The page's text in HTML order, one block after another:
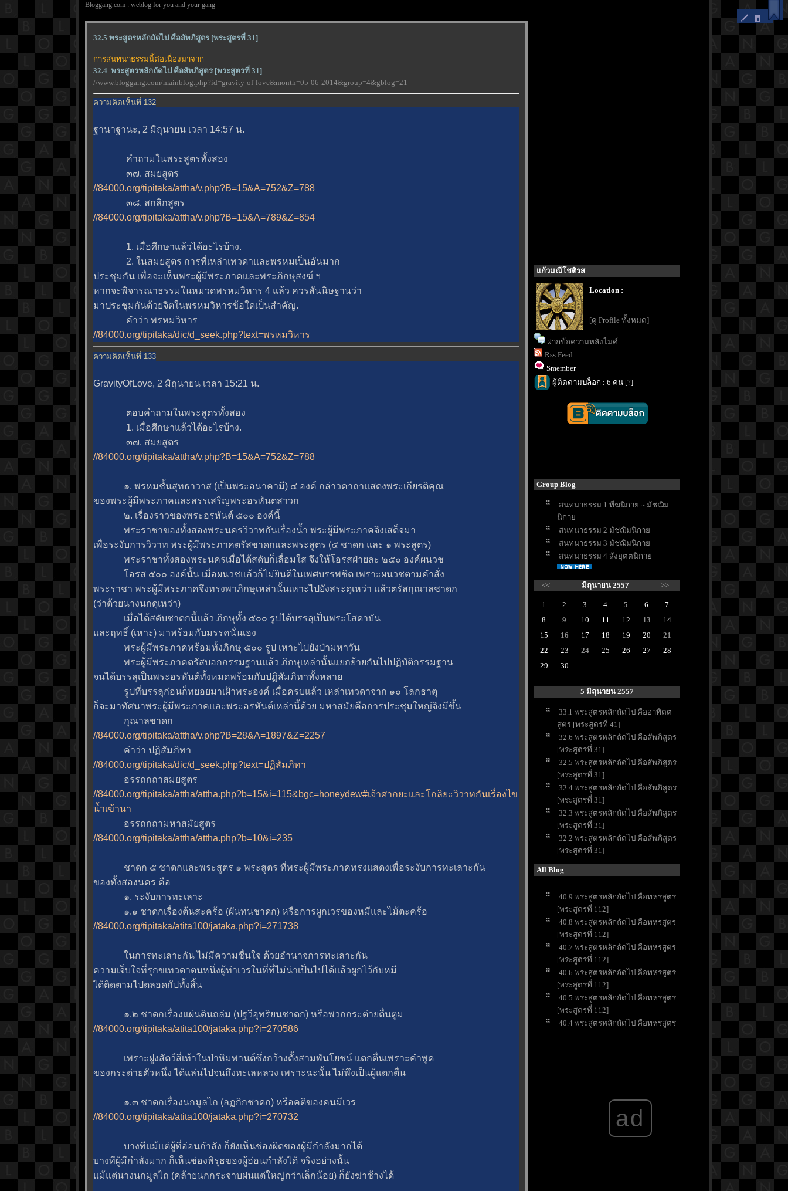
Bloggang.com : weblog for you and your gang
32.5 พระสูตรหลักถัดไป คือสัพภิสูตร [พระสูตรที่ 31]
การสนทนาธรรมนี้ต่อเนื่องมาจาก
32.4 พระสูตรหลักถัดไป คือสัพภิสูตร [พระสูตรที่ 31]
//www.bloggang.com/mainblog.php?id=gravity-of-love&month=05-06-2014&group=4&gblog=21
ความคิดเห็นที่ 132
ฐานาฐานะ, 2 มิถุนายน เวลา 14:57 น.
คำถามในพระสูตรทั้งสอง
๓๗. สมยสูตร
//84000.org/tipitaka/attha/v.php?B=15&A=752&Z=788
๓๘. สกลิกสูตร
//84000.org/tipitaka/attha/v.php?B=15&A=789&Z=854
1. เมื่อศึกษาแล้วได้อะไรบ้าง.
2. ในสมยสูตร การที่เหล่าเทวดาและพรหมเป็นอันมาก
ประชุมกัน เพื่อจะเห็นพระผู้มีพระภาคและพระภิกษุสงฆ์ ฯ
หากจะพิจารณาธรรมในหมวดพรหมวิหาร 4 แล้ว ควรสันนิษฐานว่า
มาประชุมกันด้วยจิตในพรหมวิหารข้อใดเป็นสำคัญ.
คำว่า พรหมวิหาร
//84000.org/tipitaka/dic/d_seek.php?text=พรหมวิหาร
ความคิดเห็นที่ 133
GravityOfLove, 2 มิถุนายน เวลา 15:21 น.
ตอบคำถามในพระสูตรทั้งสอง
1. เมื่อศึกษาแล้วได้อะไรบ้าง.
๓๗. สมยสูตร
//84000.org/tipitaka/attha/v.php?B=15&A=752&Z=788
๑. พรหมชั้นสุทธาวาส (เป็นพระอนาคามี) ๔ องค์ กล่าวคาถาแสดงพระเกียรติคุณ
ของพระผู้มีพระภาคและสรรเสริญพระอรหันตสาวก
๒. เรื่องราวของพระอรหันต์ ๕๐๐ องค์นี้
พระราชาของทั้งสองพระนครวิวาทกันเรื่องน้ำ พระผู้มีพระภาคจึงเสด็จมา
เพื่อระงับการวิวาท พระผู้มีพระภาคตรัสชาดกและพระสูตร (๕ ชาดก และ ๑ พระสูตร)
พระราชาทั้งสองพระนครเมื่อได้สดับก็เลื่อมใส จึงให้โอรสฝ่ายละ ๒๕๐ องค์ผนวช
อรส ๕๐๐ องค์นั้น เมื่อผนวชแล้วก็ไม่ยินดีในเพศบรรพชิต เพราะผนวชตามคำสั่ง
พระราชา พระผู้มีพระภาคจึงทรงพาภิกษุเหล่านั้นเหาะไปยังสระดุเหว่า แล้วตรัสกุณาลชาดก
(ว่าด้วยนางนกดุเหว่า)
เมื่อได้สดับชาดกนี้แล้ว ภิกษุทั้ง ๕๐๐ รูปได้บรรลุเป็นพระโสดาบัน
ละฤทธิ์ (เหาะ) มาพร้อมกับมรรคนั่นเอง
พระผู้มีพระภาคพร้อมทั้งภิกษุ ๕๐๐ รูป เหาะไปยังป่ามหาวัน
พระผู้มีพระภาคตรัสบอกกรรมฐานแล้ว ภิกษุเหล่านั้นแยกย้ายกันไปปฏิบัติกรรมฐาน
จนได้บรรลุเป็นพระอรหันต์ทั้งหมดพร้อมกับปฏิสัมภิทาทั้งหลา
รูปที่บรรลุก่อนก็ทยอยมาเฝ้าพระองค์ เมื่อครบแล้ว เหล่าเทวดาจาก ๑๐ โลกธาตุ
ก็จะมาทัศนาพระผู้มีพระภาคและพระอรหันต์เหล่านี้ด้วย มหาสมัยคือการประชุมใหญ่จึงมีขึ้น
กุณาลชาดก
//84000.org/tipitaka/attha/v.php?B=28&A=1897&Z=2257
คำว่า ปฏิสัมภิทา
//84000.org/tipitaka/dic/d_seek.php?text=ปฏิสัมภิทา
อรรถกถาสมยสูตร
//84000.org/tipitaka/attha/attha.php?b=15&i=115&bgc=honeydew#เจ้าศากยะและโกลิยะวิวาทกันเรื่องไข
น้ำเข้านา
อรรถกถามหาสมัยสูตร
//84000.org/tipitaka/attha/attha.php?b=10&i=235
ชาดก ๕ ชาดกและพระสูตร ๑ พระสูตร ที่พระผู้มีพระภาคทรงแสดงเพื่อระงับการทะเลาะกัน
ของทั้งสองนคร คือ
๑. ระงับการทะเลาะ
๑.๑ ชาดกเรื่องต้นสะคร้อ (ผันทนชาดก) หรือการผูกเวรของหมีและไม้ตะคร้อ
//84000.org/tipitaka/atita100/jataka.php?i=271738
นการทะเลาะกัน ไม่มีความชื่นใจ ด้วยอำนาจการทะเลาะกัน
ความเจ็บใจที่รุกขเทวดาตนหนึ่งผู้ทำเวรในที่ที่ไม่น่าเป็นไปได้แล้วผูกไว้กับหมี
ได้ติดตามไปตลอดกัปทั้งสิ้น
๑.๒ ชาดกเรื่องแผ่นดินถล่ม (ปฐวีอุทริยนชาดก) หรือพวกกระต่ายตื่นตูม
//84000.org/tipitaka/atita100/jataka.php?i=270586
เพราะฝูงสัตว์สี่เท้าในป่าหิมพานต์ซึ่งกว้างตั้งสามพันโยชน์ แตกตื่นเพราะคำพูด
ของกระต่ายตัวหนึ่ง ได้แล่นไปจนถึงทะเลหลวง เพราะฉะนั้น ไม่พึงเป็นผู้แตกตื่น
๑.๓ ชาดกเรื่องนกมูลไถ (ลฏกิกชาดก) หรือคติของคนมีเวร
//84000.org/tipitaka/atita100/jataka.php?i=270732
บางทีแม้แต่ผู้ที่อ่อนกำลัง ก็ยังเห็นช่องผิดของผู้มีกำลังมากได้
บางทีผู้มีกำลังมาก ก็เห็นช่องพิรุธของผู้อ่อนกำลังได้ จริงอย่างนั้น
ม้แต่นางนกมูลไถ (คล้ายนกกระจาบฝนแต่ใหญ่กว่าเล็กน้อย) ก็ยังฆ่าช้างได้
ก้วมณีโชติรส
Location :
[ดู Profile ทั้งหมด]
ฝากข้อความหลังไมค์
Rss Feed
Smember
ผู้ติดตามบล็อก : 6 คน [?]
Group Blog
สนทนาธรรม 1 ทีฆนิกาย ~ มัชฌิม
นิกา
สนทนาธรรม 2 มัชฌิมนิกา
สนทนาธรรม 3 มัชฌิมนิกา
สนทนาธรรม 4 สังยุตตนิกา
<< มิถุนายน 2557 >>
1 2 3 4 5 6
7
8
9 10 11 12 13
14
15
16 17 18 19 20
21
22
23 24 25 26 27
28
29
30
5 มิถุนายน 2557
33.1 พระสูตรหลักถัดไป คืออาทิตต
สูตร [พระสูตรที่ 41]
32.6 พระสูตรหลักถัดไป คือสัพภิสูตร
[พระสูตรที่ 31]
32.5 พระสูตรหลักถัดไป คือสัพภิสูตร
[พระสูตรที่ 31]
32.4 พระสูตรหลักถัดไป คือสัพภิสูตร
[พระสูตรที่ 31]
32.3 พระสูตรหลักถัดไป คือสัพภิสูตร
[พระสูตรที่ 31]
32.2 พระสูตรหลักถัดไป คือสัพภิสูตร
[พระสูตรที่ 31]
All Blog
40.9 พระสูตรหลักถัดไป คือทหรสูตร
[พระสูตรที่ 112]
40.8 พระสูตรหลักถัดไป คือทหรสูตร
[พระสูตรที่ 112]
40.7 พระสูตรหลักถัดไป คือทหรสูตร
[พระสูตรที่ 112]
40.6 พระสูตรหลักถัดไป คือทหรสูตร
[พระสูตรที่ 112]
40.5 พระสูตรหลักถัดไป คือทหรสูตร
[พระสูตรที่ 112]
40.4 พระสูตรหลักถัดไป คือทหรสูตร
40.1 พระสูตรหลักถัดไป คือทหรสูตร
39.8 พระสูตรหลักถัดไป คือสิวสูตร
ad